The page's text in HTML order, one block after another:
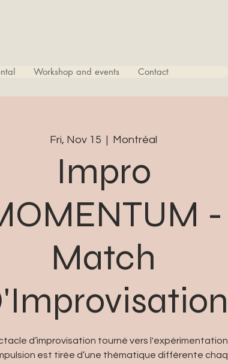
Workshop and events Contact
Fri, Nov 15
  |
Montréal
Impro
-
Match
d’improvisation tourné vers
est tirée d’une thématique différente